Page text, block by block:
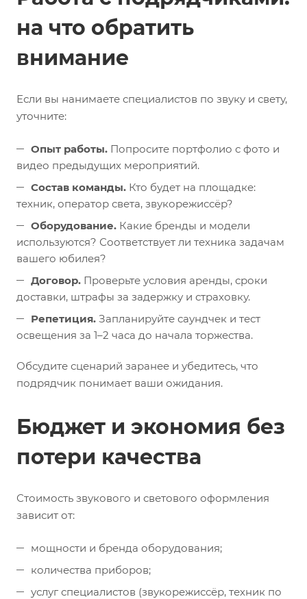
на что обратить
внимание
Если вы нанимаете специалистов по звуку и свету,
уточните:
Опыт работы. Попросите портфолио с фото и
видео предыдущих мероприятий.
Состав команды. Кто будет на площадке:
техник, оператор света, звукорежиссёр?
Оборудование. Какие бренды и модели
используются? Соответствует ли техника задачам
вашего юбилея?
Договор. Проверьте условия аренды, сроки
доставки, штрафы за задержку и страховку.
Репетиция. Запланируйте саундчек и тест
освещения за 1–2 часа до начала торжества.
Обсудите сценарий заранее и убедитесь, что
подрядчик понимает ваши ожидания.
Бюджет и экономия без
потери качества
Стоимость звукового и светового оформления
зависит от:
мощности и бренда оборудования;
количества приборов;
услуг специалистов (звукорежиссёр, техник по